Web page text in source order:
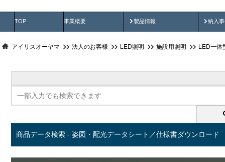
TOP 事業概要 製品情報
製品動画 納入
納
アイリスオーヤマ 法人のお客様 LED照明 施設用照明 LED一体
商品データ検索 - 姿図・配光データシート／仕様書ダウンロード